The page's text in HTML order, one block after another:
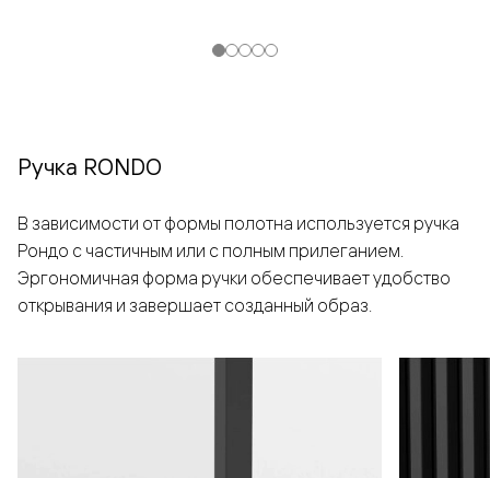
Ручка RONDO
В зависимости от формы полотна используется ручка
Рондо с частичным или с полным прилеганием.
Эргономичная форма ручки обеспечивает удобство
открывания и завершает созданный образ.